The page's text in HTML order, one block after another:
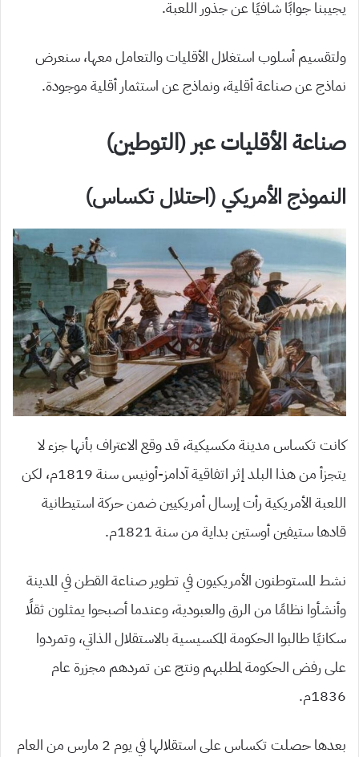
يجيبنا جوابًا شافيًا عن جذور اللعبة.
ولتقسيم أسلوب استغلال الأقليات والتعامل معها، سنعرض
نماذج عن صناعة أقلية، ونماذج عن استثمار أقلية موجودة.
صناعة الأقليات عبر (التوطين)
النموذج الأمريكي (احتلال تكساس)
كانت تكساس مدينة مكسيكية، قد وقع الاعتراف بأنها جزء لا
يتجزأ من هذا البلد إثر اتفاقية آدامز-أونيس سنة 1819م، لكن
اللعبة الأمريكية رأت إرسال أمريكيين ضمن حركة استيطانية
قادها ستيفين أوستين بداية من سنة 1821م.
نشط المستوطنون الأمريكيون في تطوير صناعة القطن في المدينة
وأنشأوا نظامًا من الرق والعبودية، وعندما أصبحوا يمثلون ثقلًا
سكانيًا طالبوا الحكومة المكسيسية بالاستقلال الذاتي، وتمردوا
على رفض الحكومة لمطلبهم ونتج عن تمردهم مجزرة عام
1836م.
بعدها حصلت تكساس على استقلالها في يوم 2 مارس من العام